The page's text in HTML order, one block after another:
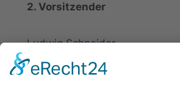
2. Vorsitzender
Ludwig Schneider
Tel.: +49 2721 20800
E-Mail:info@elspe.com